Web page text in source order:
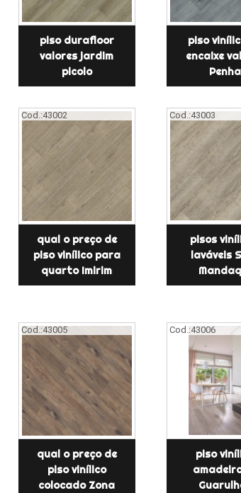
piso durafloor
valores jardim
picolo
piso
encaixe
Penha
Cod.:43002
qual o preço de
piso vinílico para
quarto Imirim
Cod.:43003
pisos
laváveis
Cod.:43005
qual o preço de
piso vinílico
colocado Zona
Cod.:43006
piso